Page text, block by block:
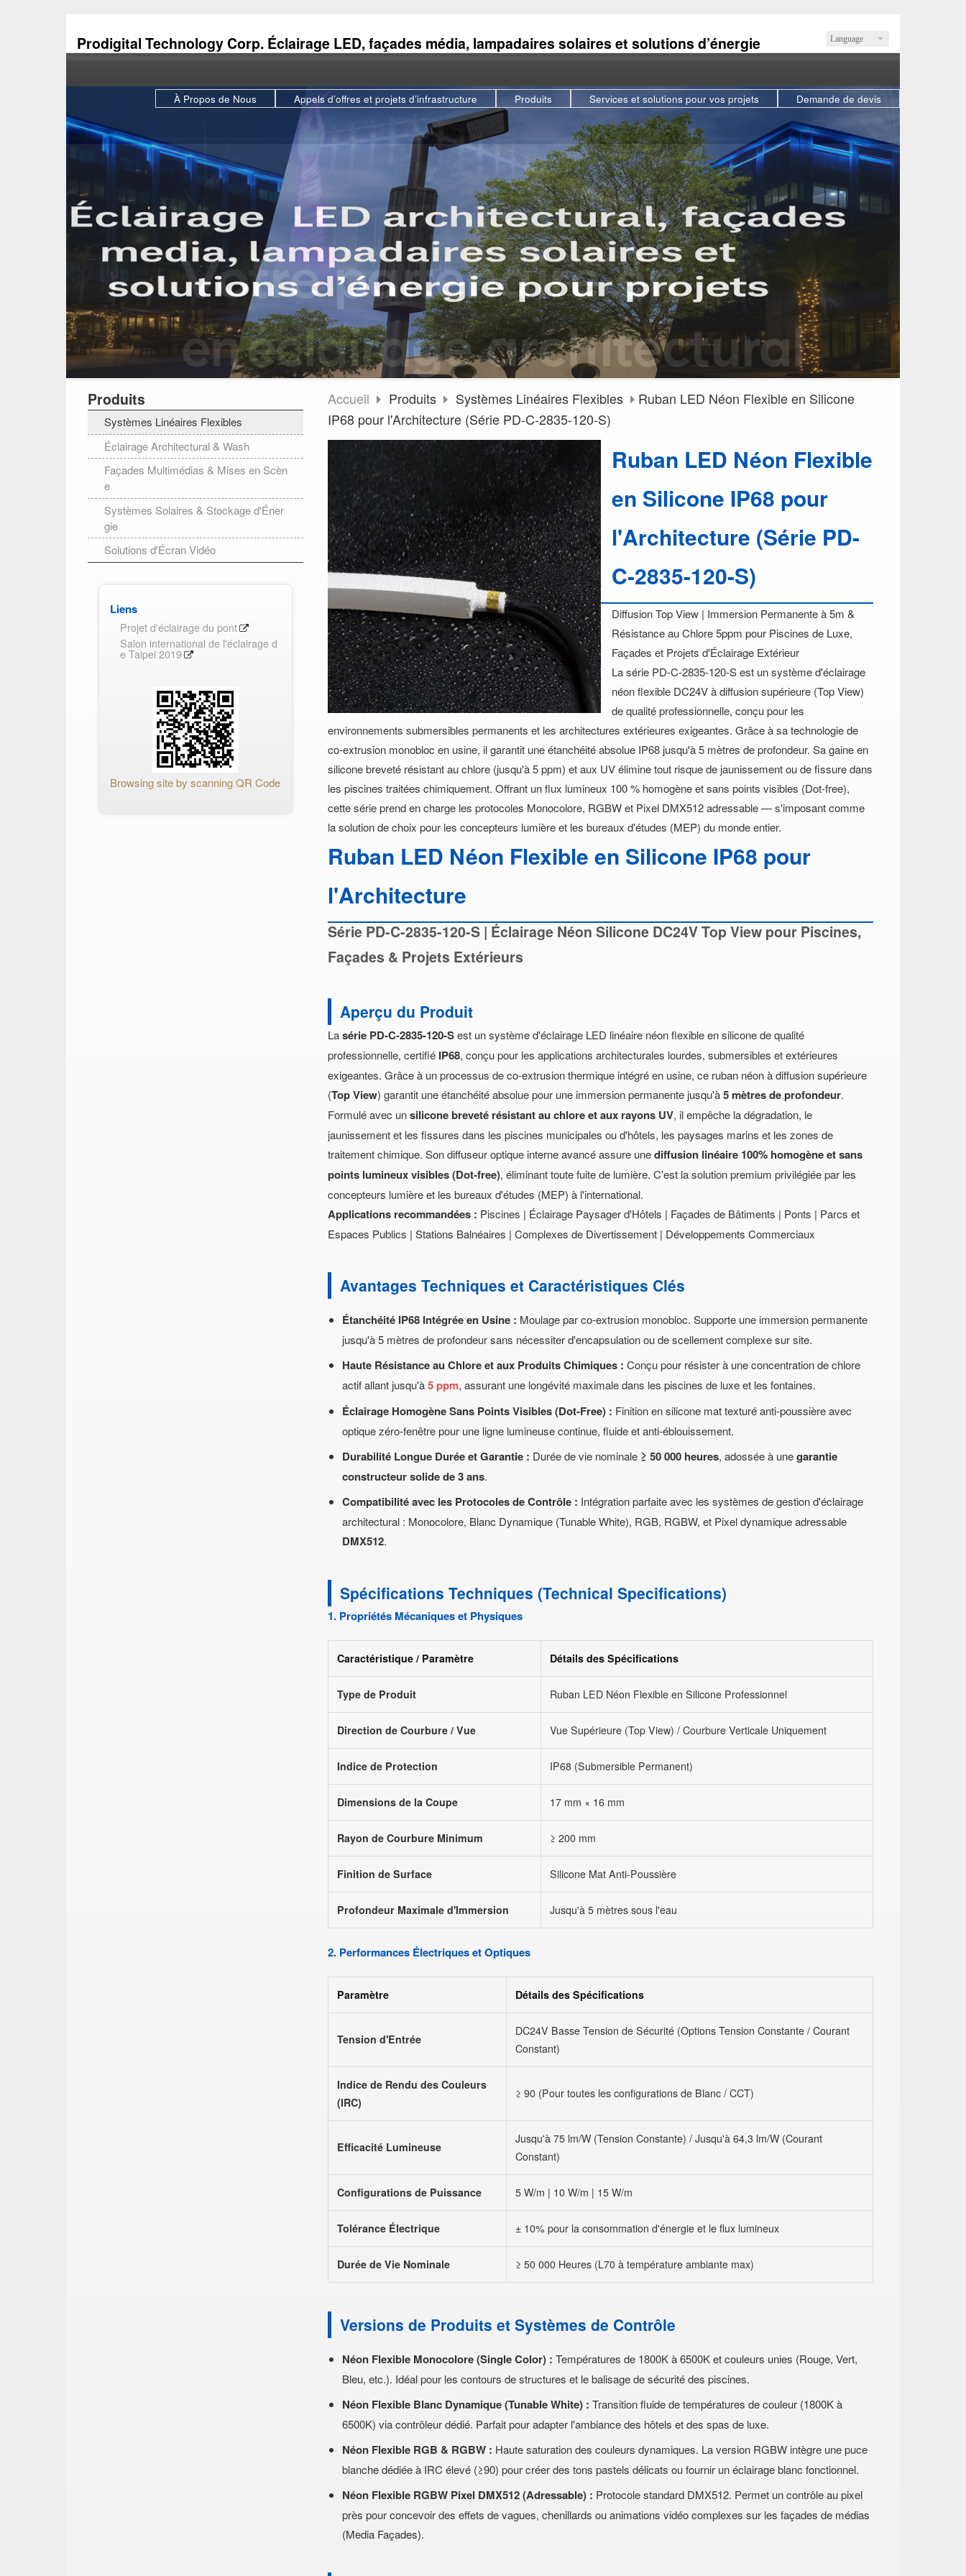
Language
Prodigital Technology Corp. Éclairage LED, façades média, lampadaires solaires et solutions d’énergie
À Propos de Nous Appels d’offres et projets d’infrastructure Produits Services et solutions pour vos projets Demande de devis
Produits
Systèmes Linéaires Flexibles
Éclairage Architectural & Wash
Façades Multimédias & Mises en Scèn
e
Systèmes Solaires & Stockage d'Éner
gie
Solutions d'Écran Vidéo
Liens
Projet d'éclairage du pont
Salon international de l'éclairage d
e Taipei 2019
Browsing site by scanning QR Code
Accueil Produits Systèmes Linéaires Flexibles
Ruban LED Néon Flexible en Silicone
IP68 pour l'Architecture (Série PD-C-2835-120-S)
Ruban LED Néon Flexible
en Silicone IP68 pour
l'Architecture (Série PD-
C-2835-120-S)
Diffusion Top View | Immersion Permanente à 5m &
Résistance au Chlore 5ppm pour Piscines de Luxe,
Façades et Projets d'Éclairage Extérieur
La série PD-C-2835-120-S est un système d'éclairage
néon flexible DC24V à diffusion supérieure (Top View)
de qualité professionnelle, conçu pour les
environnements submersibles permanents et les architectures extérieures exigeantes. Grâce à sa technologie de
co-extrusion monobloc en usine, il garantit une étanchéité absolue IP68 jusqu'à 5 mètres de profondeur. Sa gaine en
silicone breveté résistant au chlore (jusqu'à 5 ppm) et aux UV élimine tout risque de jaunissement ou de fissure dans
les piscines traitées chimiquement. Offrant un flux lumineux 100 % homogène et sans points visibles (Dot-free),
cette série prend en charge les protocoles Monocolore, RGBW et Pixel DMX512 adressable — s'imposant comme
la solution de choix pour les concepteurs lumière et les bureaux d'études (MEP) du monde entier.
Ruban LED Néon Flexible en Silicone IP68 pour
l'Architecture
Série PD-C-2835-120-S | Éclairage Néon Silicone DC24V Top View pour Piscines,
Façades & Projets Extérieurs
Aperçu du Produit
Lasérie PD-C-2835-120-Sest un système d'éclairage LED linéaire néon flexible en silicone de qualité
professionnelle, certifié IP68, conçu pour les applications architecturales lourdes, submersibles et extérieures
exigeantes. Grâce à un processus de co-extrusion thermique intégré en usine, ce ruban néon à diffusion supérieure
(Top View) garantit une étanchéité absolue pour une immersion permanente jusqu'à5 mètres de profondeur.
Formulé avec unsilicone breveté résistant au chlore et aux rayons UV, il empêche la dégradation, le
jaunissement et les fissures dans les piscines municipales ou d'hôtels, les paysages marins et les zones de
traitement chimique. Son diffuseur optique interne avancé assure unediffusion linéaire 100% homogène et sans
points lumineux visibles (Dot-free), éliminant toute fuite de lumière. C'est la solution premium privilégiée par les
concepteurs lumière et les bureaux d'études (MEP) à l'international.
Applications recommandées : Piscines | Éclairage Paysager d'Hôtels | Façades de Bâtiments | Ponts | Parcs et
Espaces Publics | Stations Balnéaires | Complexes de Divertissement | Développements Commerciaux
Avantages Techniques et Caractéristiques Clés
Étanchéité IP68 Intégrée en Usine : Moulage par co-extrusion monobloc. Supporte une immersion permanente
jusqu'à 5 mètres de profondeur sans nécessiter d'encapsulation ou de scellement complexe sur site.
Haute Résistance au Chlore et aux Produits Chimiques : Conçu pour résister à une concentration de chlore
actif allant jusqu'à5 ppm, assurant une longévité maximale dans les piscines de luxe et les fontaines.
Éclairage Homogène Sans Points Visibles (Dot-Free) : Finition en silicone mat texturé anti-poussière avec
optique zéro-fenêtre pour une ligne lumineuse continue, fluide et anti-éblouissement.
Durabilité Longue Durée et Garantie : Durée de vie nominale ≥ 50 000 heures, adossée à unegarantie
constructeur solide de 3 ans.
Compatibilité avec les Protocoles de Contrôle : Intégration parfaite avec les systèmes de gestion d'éclairage
architectural : Monocolore, Blanc Dynamique (Tunable White), RGB, RGBW, et Pixel dynamique adressable
DMX512.
Spécifications Techniques (Technical Specifications)
1. Propriétés Mécaniques et Physiques
Caractéristique / Paramètre Détails des Spécifications
Type de Produit Ruban LED Néon Flexible en Silicone Professionnel
Direction de Courbure / Vue Vue Supérieure (Top View) / Courbure Verticale Uniquement
Indice de Protection IP68 (Submersible Permanent)
Dimensions de la Coupe 17 mm × 16 mm
Rayon de Courbure Minimum ≥ 200 mm
Finition de Surface Silicone Mat Anti-Poussière
Profondeur Maximale d'Immersion Jusqu'à 5 mètres sous l'eau
2. Performances Électriques et Optiques
Paramètre Détails des Spécifications
Tension d'Entrée
DC24V Basse Tension de Sécurité (Options Tension Constante / Courant
Constant)
Indice de Rendu des Couleurs
(IRC)
≥ 90 (Pour toutes les configurations de Blanc / CCT)
Efficacité Lumineuse
Jusqu'à 75 lm/W (Tension Constante) / Jusqu'à 64,3 lm/W (Courant
Constant)
Configurations de Puissance 5 W/m | 10 W/m | 15 W/m
Tolérance Électrique ± 10% pour la consommation d'énergie et le flux lumineux
Durée de Vie Nominale ≥ 50 000 Heures (L70 à température ambiante max)
Versions de Produits et Systèmes de Contrôle
Néon Flexible Monocolore (Single Color) : Températures de 1800K à 6500K et couleurs unies (Rouge, Vert,
Bleu, etc.). Idéal pour les contours de structures et le balisage de sécurité des piscines.
Néon Flexible Blanc Dynamique (Tunable White) : Transition fluide de températures de couleur (1800K à
6500K) via contrôleur dédié. Parfait pour adapter l'ambiance des hôtels et des spas de luxe.
Néon Flexible RGB & RGBW : Haute saturation des couleurs dynamiques. La version RGBW intègre une puce
blanche dédiée à IRC élevé (≥90) pour créer des tons pastels délicats ou fournir un éclairage blanc fonctionnel.
Néon Flexible RGBW Pixel DMX512 (Adressable) : Protocole standard DMX512. Permet un contrôle au pixel
près pour concevoir des effets de vagues, chenillards ou animations vidéo complexes sur les façades de médias
(Media Façades).